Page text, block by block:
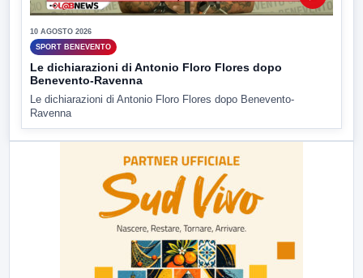
10 AGOSTO 2026
SPORT BENEVENTO
Le dichiarazioni di Antonio Floro Flores dopo
Benevento-Ravenna
Le dichiarazioni di Antonio Floro Flores dopo Benevento-
Ravenna